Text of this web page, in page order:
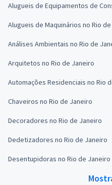
Alugueis de Equipamentos de
Alugueis de Maquinários no Rio
Análises Ambientais no Rio de
Arquitetos no Rio de Janeiro
Automações Residenciais no Rio
Chaveiros no Rio de Janeiro
Decoradores no Rio de Janeiro
Dedetizadores no Rio de Janeiro
Desentupidoras no Rio de Janeiro